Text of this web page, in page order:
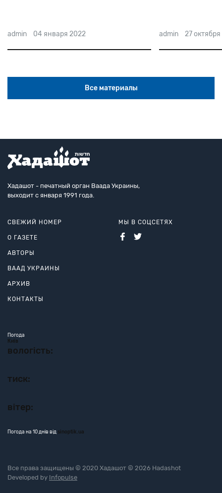
admin 27 октября 2021 admin 27
Все материалы
Хадашот - печатный орган Ваада Украины,
выходит с января 1991 года.
СВЕЖИЙ НОМЕР
О ГАЗЕТЕ
АВТОРЫ
ВААД УКРАИНЫ
АРХИВ
КОНТАКТЫ
МЫ В СОЦСЕТЯХ
Погода
Київ
вологість:
тиск:
вітер:
Погода на 10 днів від sinoptik.ua
Все права защищены © 2020 Хадашот © 2026 Hadashot
Developed by Infopulse